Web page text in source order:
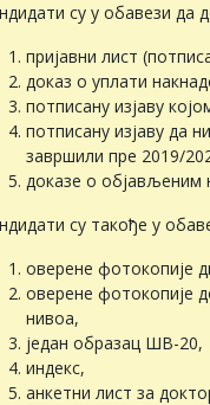
су у обавези да
пријавни лист
доказ о уплати
потписану изјаву
потписану изјаву да
завршили пре 2019/
доказе о објављеним
су такође у
оверене фотокопије
оверене фотокопије
нивоа,
један образац ШВ-20,
индекс,
анкетни лист за